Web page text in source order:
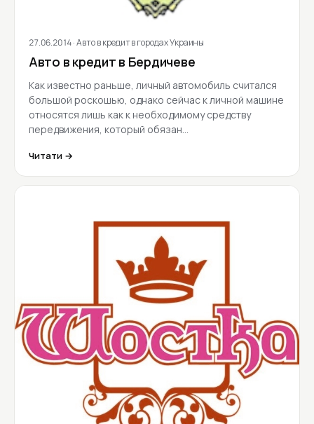
27.06.2014· Авто в кредит в городах Украины
Авто в кредит в Бердичеве
Как известно раньше, личный автомобиль считался
большой роскошью, однако сейчас к личной машине
относятся лишь как к необходимому средству
передвижения, который обязан…
Читати →